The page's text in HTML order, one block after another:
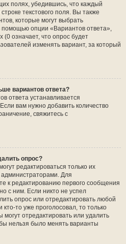
полях, убедившись, что каждый
текстового поля. Вы также
которые могут выбрать
помощью опции «Вариантов ответа»,
означает, что опрос будет
изменять вариант, за который
вариантов ответа?
ответа устанавливается
вам нужно добавить количество
свяжитесь с
опрос?
редактироваться только их
Для
к редактированию первого сообщения
с ним. Если никто не успел
опрос или отредактировать любой
то уже проголосовал, то только
отредактировать или удалить
нельзя было менять варианты